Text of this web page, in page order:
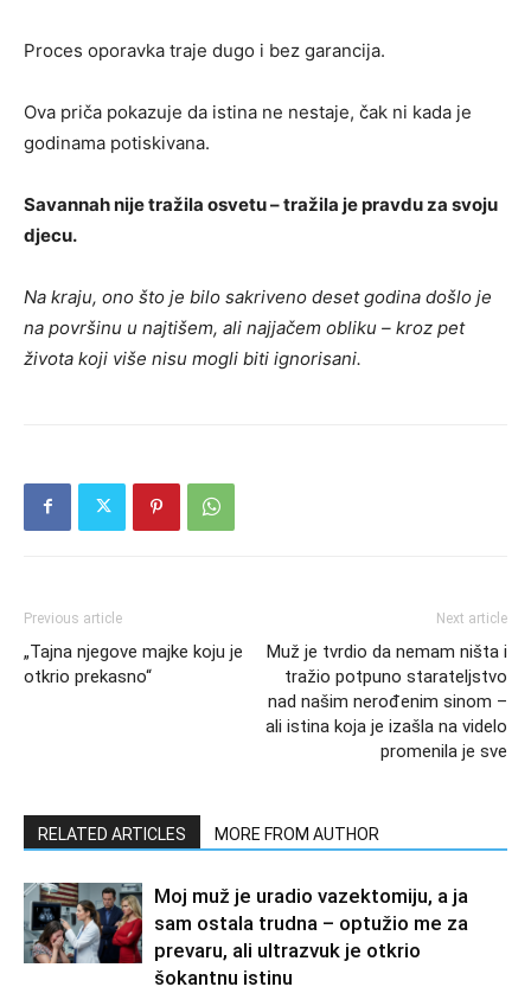
Proces oporavka traje dugo i bez garancija.
Ova priča pokazuje da istina ne nestaje, čak ni kada je
godinama potiskivana.
Savannah nije tražila osvetu – tražila je pravdu za svoju
djecu.
Na kraju, ono što je bilo sakriveno deset godina došlo je
na površinu u najtišem, ali najjačem obliku – kroz pet
života koji više nisu mogli biti ignorisani.
Previous article
„Tajna njegove majke koju je
otkrio prekasno“
Next article
Muž je tvrdio da nemam ništa i
tražio potpuno starateljstvo
nad našim nerođenim sinom –
ali istina koja je izašla na videlo
promenila je sve
RELATED ARTICLES MORE FROM AUTHOR
Moj muž je uradio vazektomiju, a ja
sam ostala trudna – optužio me za
prevaru, ali ultrazvuk je otkrio
šokantnu istinu